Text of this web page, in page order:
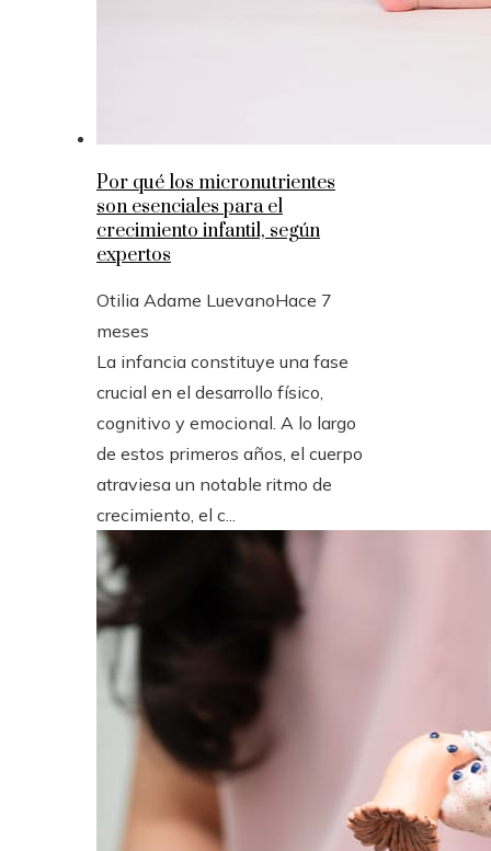
Por qué los micronutrientes
son esenciales para el
crecimiento infantil, según
expertos
Otilia Adame LuevanoHace 7
meses
La infancia constituye una fase
crucial en el desarrollo físico,
cognitivo y emocional. A lo largo
de estos primeros años, el cuerpo
atraviesa un notable ritmo de
crecimiento, el c...